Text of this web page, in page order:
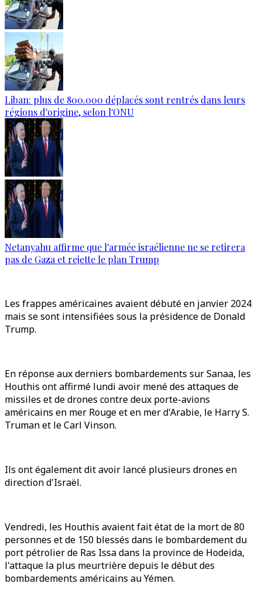
Liban: plus de 800.000 déplacés sont rentrés dans leurs
régions d'origine, selon l'ONU
Netanyahu affirme que l'armée israélienne ne se retirera
pas de Gaza et rejette le plan Trump
Les frappes américaines avaient débuté en janvier 2024
mais se sont intensifiées sous la présidence de Donald
Trump.
En réponse aux derniers bombardements sur Sanaa, les
Houthis ont affirmé lundi avoir mené des attaques de
missiles et de drones contre deux porte-avions
américains en mer Rouge et en mer d'Arabie, le Harry S.
Truman et le Carl Vinson.
Ils ont également dit avoir lancé plusieurs drones en
direction d'Israël.
Vendredi, les Houthis avaient fait état de la mort de 80
personnes et de 150 blessés dans le bombardement du
port pétrolier de Ras Issa dans la province de Hodeida,
l'attaque la plus meurtrière depuis le début des
bombardements américains au Yémen.